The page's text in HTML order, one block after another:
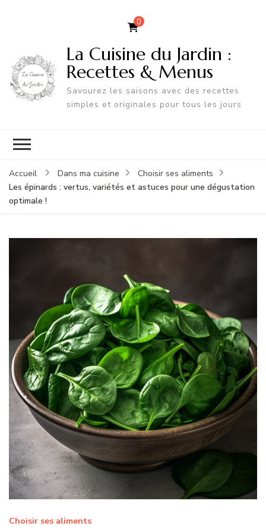
0
La Cuisine du Jardin :
Recettes & Menus
Savourez les saisons avec des recettes
simples et originales pour tous les jours
Accueil Dans ma cuisine
Choisir ses aliments
Les épinards : vertus, variétés et astuces pour une dégustation
optimale !
Choisir ses aliments